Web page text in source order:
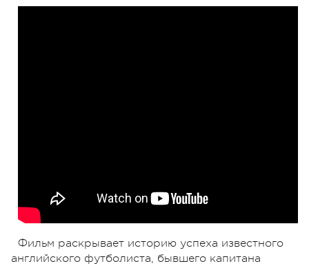
Фильм раскрывает историю успеха известного
английского футболиста, бывшего капитана